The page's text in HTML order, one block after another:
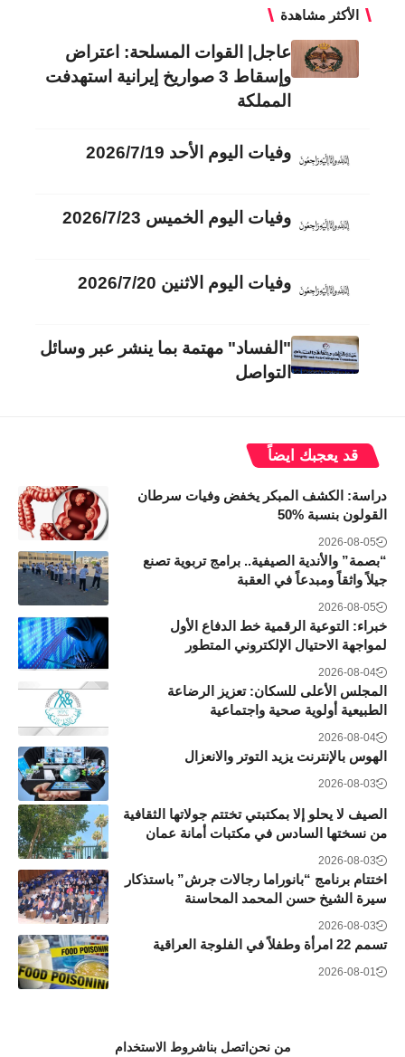
الأكثر مشاهدة
عاجل| القوات المسلحة: اعتراض
وإسقاط 3 صواريخ إيرانية استهدفت
المملكة
وفيات اليوم الأحد 2026/7/19
وفيات اليوم الخميس 2026/7/23
وفيات اليوم الاثنين 2026/7/20
"الفساد" مهتمة بما ينشر عبر وسائل
التواصل
قد يعجبك ايضاً
دراسة: الكشف المبكر يخفض وفيات سرطان
القولون بنسبة 50‎%‎
2026-08-05
“بصمة” والأندية الصيفية.. برامج تربوية تصنع
جيلاً واثقاً ومبدعاً في العقبة
2026-08-05
خبراء: التوعية الرقمية خط الدفاع الأول
لمواجهة الاحتيال الإلكتروني المتطور
2026-08-04
المجلس الأعلى للسكان: تعزيز الرضاعة
الطبيعية أولوية صحية واجتماعية
2026-08-04
الهوس بالإنترنت يزيد التوتر والانعزال
2026-08-03
الصيف لا يحلو إلا بمكتبتي تختتم جولاتها الثقافية
من نسختها السادس في مكتبات أمانة عمان
2026-08-03
اختتام برنامج “بانوراما رجالات جرش” باستذكار
سيرة الشيخ حسن المحمد المحاسنة
2026-08-03
تسمم 22 امرأة وطفلاً في الفلوجة العراقية
2026-08-01
من نحن اتصل بناشروط الاستخدام